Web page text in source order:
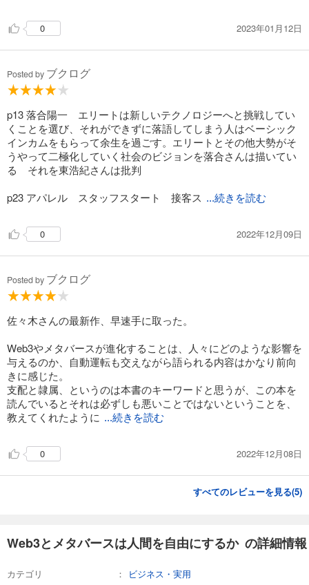
0 2023年01月12日
Posted by ブクログ
p13 落合陽一 エリートは新しいテクノロジーへと挑戦してい
くことを選び、それができずに落語してしまう人はベーシック
インカムをもらって余生を過ごす。エリートとその他大勢がそ
うやって二極化していく社会のビジョンを落合さんは描いてい
る それを東浩紀さんは批判
p23 アパレル スタッフスタート 接客ス ...続きを読む
0 2022年12月09日
Posted by ブクログ
佐々木さんの最新作、早速手に取った。
Web3やメタバースが進化することは、人々にどのような影響を
与えるのか、自動運転も交えながら語られる内容はかなり前向
きに感じた。
支配と隷属、というのは本書のキーワードと思うが、この本を
読んでいるとそれは必ずしも悪いことではないということを、
教えてくれたように ...続きを読む
0 2022年12月08日
すべてのレビューを見る(5)
Web3とメタバースは人間を自由にするか の詳細情報
カテゴリ
ビジネス・実用